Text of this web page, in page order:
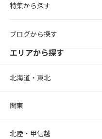
特集から探す
ブログから探す
エリアから探す
北海道・東北
関東
北陸・甲信越